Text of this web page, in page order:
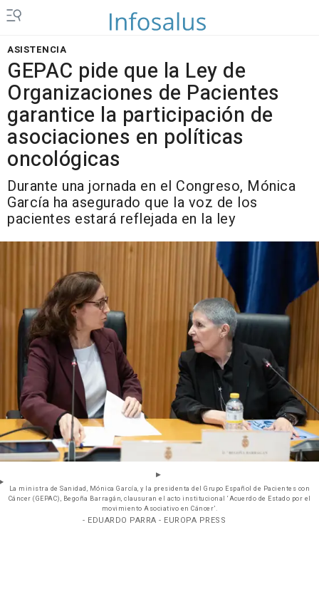
ASISTENCIA
GEPAC pide que la Ley de
Organizaciones de Pacientes
garantice la participación de
asociaciones en políticas
oncológicas
Durante una jornada en el Congreso, Mónica
García ha asegurado que la voz de los
pacientes estará reflejada en la ley
La ministra de Sanidad, Mónica García, y la presidenta del Grupo Español de Pacientes con
Cáncer (GEPAC), Begoña Barragán, clausuran el acto institucional ‘Acuerdo de Estado por el
movimiento Asociativo en Cáncer’.
- EDUARDO PARRA - EUROPA PRESS